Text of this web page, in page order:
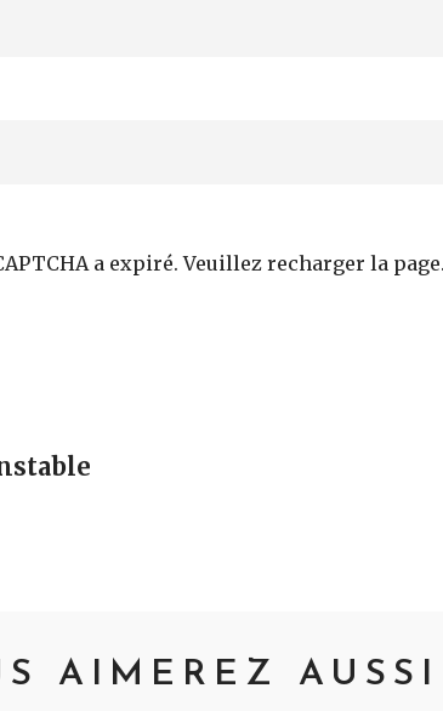
a expiré. Veuillez recharger la
AIMEREZ AUSSI